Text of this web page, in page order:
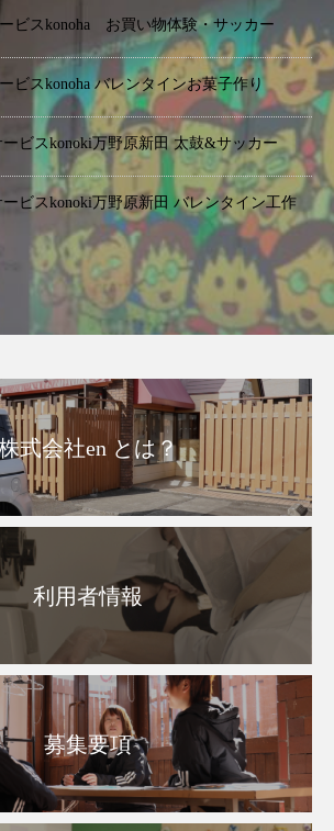
ビスkonoha お買い物体験・サッカー
ビスkonoha バレンタインお菓子作り
ビスkonoki万野原新田 太鼓&サッカー
ビスkonoki万野原新田 バレンタイン工作
式会社en とは？
利用者情報
募集要項